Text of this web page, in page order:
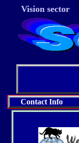
Vision sector
Contact Info